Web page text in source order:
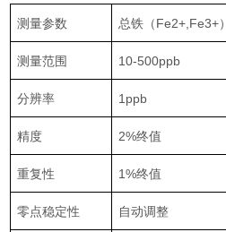
测量参数 总铁（Fe2+,Fe3+）
测量范围 10-500ppb
分辨率 1ppb
精度 2%终值
重复性 1%终值
零点稳定性 自动调整